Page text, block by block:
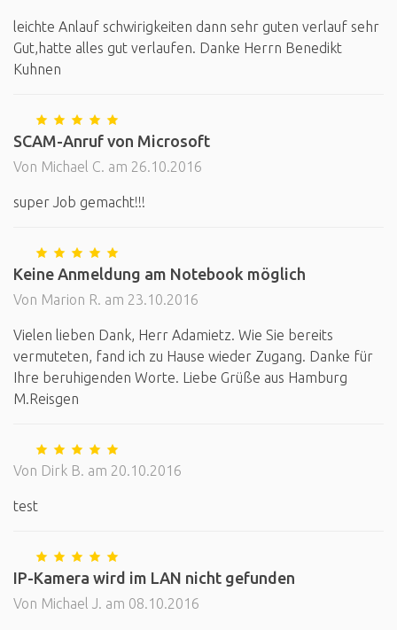
leichte Anlauf schwirigkeiten dann sehr guten verlauf sehr
Gut,hatte alles gut verlaufen. Danke Herrn Benedikt
Kuhnen
SCAM-Anruf von Microsoft
Von Michael C. am 26.10.2016
super Job gemacht!!!
Keine Anmeldung am Notebook möglich
Von Marion R. am 23.10.2016
Vielen lieben Dank, Herr Adamietz. Wie Sie bereits
vermuteten, fand ich zu Hause wieder Zugang. Danke für
Ihre beruhigenden Worte. Liebe Grüße aus Hamburg
M.Reisgen
Von Dirk B. am 20.10.2016
test
IP-Kamera wird im LAN nicht gefunden
Von Michael J. am 08.10.2016